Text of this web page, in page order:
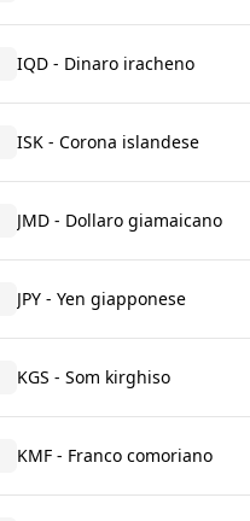
IQD - Dinaro iracheno
ISK - Corona islandese
JMD - Dollaro giamaicano
JPY - Yen giapponese
KGS - Som kirghiso
KMF - Franco comoriano